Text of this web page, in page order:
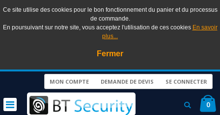
Ce site utilise des cookies pour le bon fonctionnement du panier et du processus
de commande.
En poursuivant sur notre site, vous acceptez l'utilisation de ces cookies En savoir
plus...
Fermer
MON COMPTE DEMANDE DE DEVIS SE CONNECTER
0